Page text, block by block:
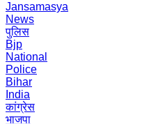
Jansamasya
News
पुलिस
Bjp
National
Police
Bihar
India
कांग्रेस
भाजपा